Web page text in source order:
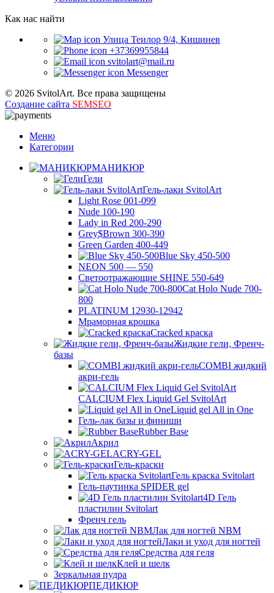
Как нас найти
Улица Теилор 9/4, Кишинев
+37369955844
svitolart@mail.ru
Messenger
© 2026 SvitolArt. Все права защищены
Создание сайта SEMSEO
Меню
Категории
МАНИКЮР
Гели
Гель-лаки SvitolArt
Light Rose 001-099
Nude 100-190
Lady in Red 200-290
Grey$Brown 300-390
Green Garden 400-449
Blue Sky 450-500
NEON 500 — 550
Светоотражающие SHINE 550-649
Cat Holo Nude 700-
800
PLATINUM 12930-12942
Мраморная крошка
Cracked краска
Жидкие гели, Френч-
базы
COMBI жидкий
акри-гель
CALCIUM Flex Liquid Gel SvitolArt
Liquid gel All in One
Гель-лак базы и финиши
Rubber Base
Акрил
ACRY-GEL
Гель-краски
Гель краска Svitolart
Гель-паутинка SPIDER gel
4D Гель
пластилин Svitolart
Френч гель
Лак для ногтей NBM
Лаки и уход для ногтей
Средства для геля
Клей и шелк
Зеркальная пудра
ПЕДИКЮР